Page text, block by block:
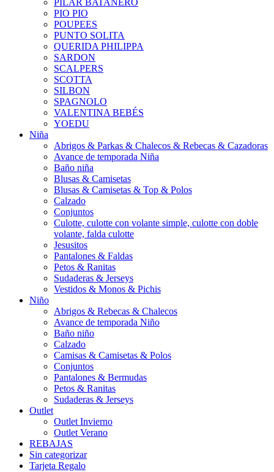
PILAR BATANERO
PIO PIO
POUPEES
PUNTO SOLITA
QUERIDA PHILIPPA
SARDON
SCALPERS
SCOTTA
SILBON
SPAGNOLO
VALENTINA BEBÉS
YOEDU
Niña
Abrigos & Parkas & Chalecos & Rebecas & Cazadoras
Avance de temporada Niña
Baño niña
Blusas & Camisetas
Blusas & Camisetas & Top & Polos
Calzado
Conjuntos
Culotte, culotte con volante simple, culotte con doble
volante, falda culotte
Jesusitos
Pantalones & Faldas
Petos & Ranitas
Sudaderas & Jerseys
Vestidos & Monos & Pichis
Niño
Abrigos & Rebecas & Chalecos
Avance de temporada Niño
Baño niño
Calzado
Camisas & Camisetas & Polos
Conjuntos
Pantalones & Bermudas
Petos & Ranitas
Sudaderas & Jerseys
Outlet
Outlet Invierno
Outlet Verano
REBAJAS
Sin categorizar
Tarjeta Regalo